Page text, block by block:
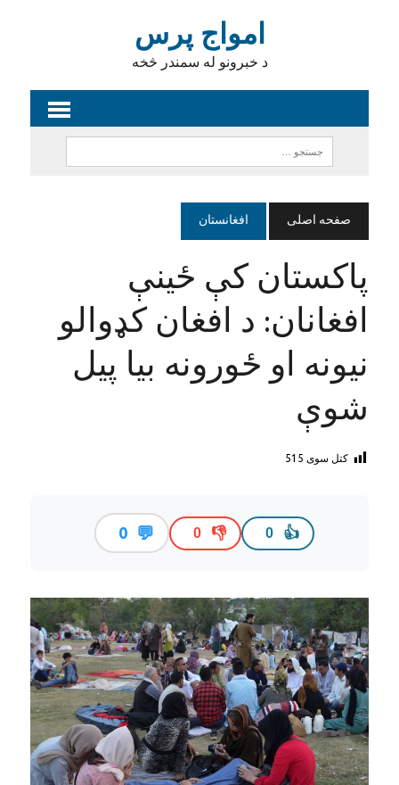
امواج پرس
د خبرونو له سمندر څخه
صفحه اصلی افغانستان
پاکستان کې ځینې
افغانان: د افغان کډوالو
نیونه او ځورونه بیا پیل
شوې
کتل سوی 515
👍
0
👎
0
💬
0